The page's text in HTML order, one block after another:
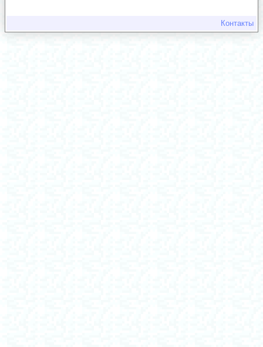
Контакты